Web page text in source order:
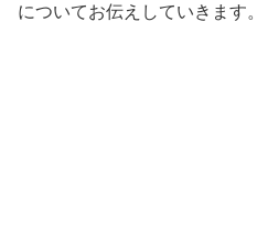
についてお伝えしていきます。